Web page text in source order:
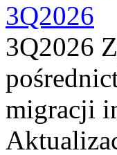
3Q2026
3Q2026
migracji